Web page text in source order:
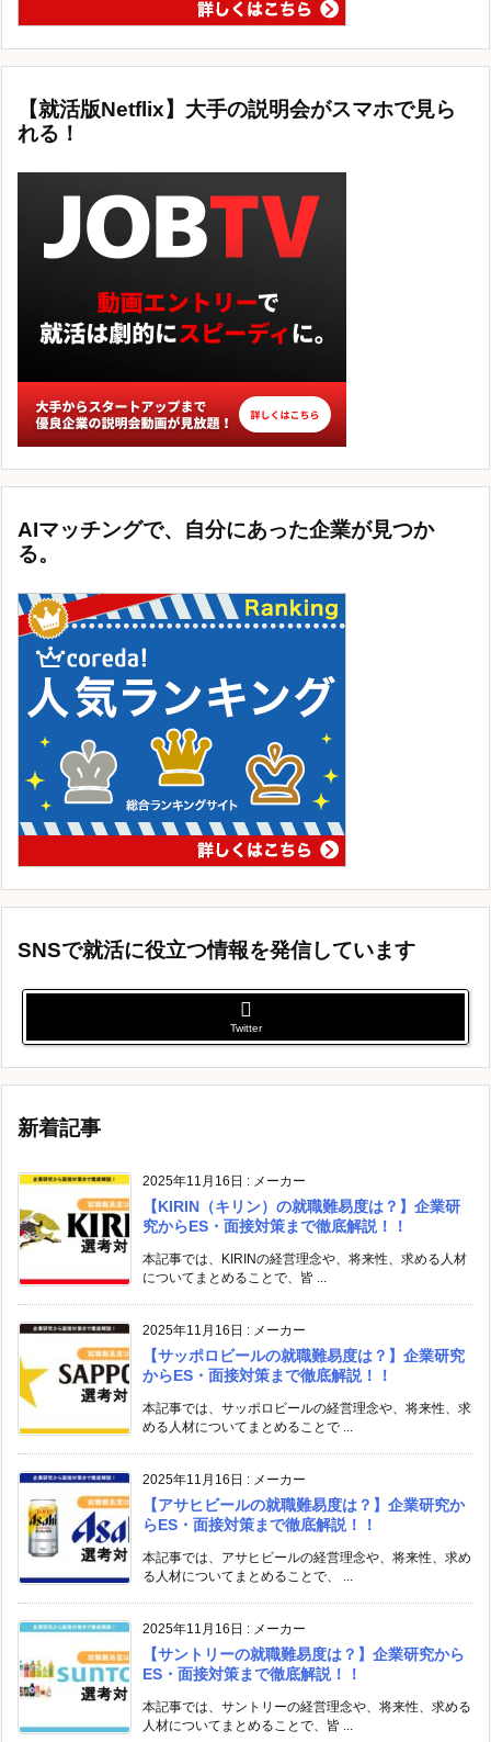
【就活版Netflix】大手の説明会がスマホで見ら
れる！
AIマッチングで、自分にあった企業が見つか
る。
SNSで就活に役立つ情報を発信しています
Twitter
新着記事
2025年11月16日 : メーカー
【KIRIN（キリン）の就職難易度は？】企業研
究からES・面接対策まで徹底解説！！
本記事では、KIRINの経営理念や、将来性、求める人材
についてまとめることで、皆 ...
2025年11月16日 : メーカー
【サッポロビールの就職難易度は？】企業研究
からES・面接対策まで徹底解説！！
本記事では、サッポロビールの経営理念や、将来性、求
める人材についてまとめることで ...
2025年11月16日 : メーカー
【アサヒビールの就職難易度は？】企業研究か
らES・面接対策まで徹底解説！！
本記事では、アサヒビールの経営理念や、将来性、求め
る人材についてまとめることで、 ...
2025年11月16日 : メーカー
【サントリーの就職難易度は？】企業研究から
ES・面接対策まで徹底解説！！
本記事では、サントリーの経営理念や、将来性、求める
人材についてまとめることで、皆 ...